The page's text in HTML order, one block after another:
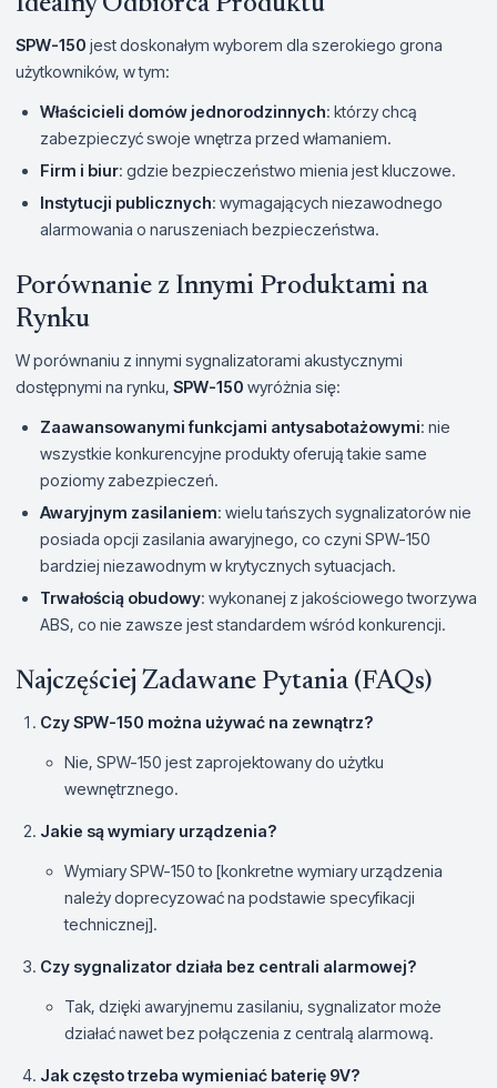
SPW-150 jest doskonałym wyborem dla szerokiego grona
użytkowników, w tym:
Właścicieli domów jednorodzinnych: którzy chcą
zabezpieczyć swoje wnętrza przed włamaniem.
Firm i biur: gdzie bezpieczeństwo mienia jest kluczowe.
Instytucji publicznych: wymagających niezawodnego
alarmowania o naruszeniach bezpieczeństwa.
Porównanie z Innymi Produktami na
Rynku
W porównaniu z innymi sygnalizatorami akustycznymi
dostępnymi na rynku, SPW-150 wyróżnia się:
Zaawansowanymi funkcjami antysabotażowymi: nie
wszystkie konkurencyjne produkty oferują takie same
poziomy zabezpieczeń.
Awaryjnym zasilaniem: wielu tańszych sygnalizatorów nie
posiada opcji zasilania awaryjnego, co czyni SPW-150
bardziej niezawodnym w krytycznych sytuacjach.
Trwałością obudowy: wykonanej z jakościowego tworzywa
ABS, co nie zawsze jest standardem wśród konkurencji.
Najczęściej Zadawane Pytania (FAQs)
Czy SPW-150 można używać na zewnątrz?
Nie, SPW-150 jest zaprojektowany do użytku
wewnętrznego.
Jakie są wymiary urządzenia?
Wymiary SPW-150 to [konkretne wymiary urządzenia
należy doprecyzować na podstawie specyfikacji
technicznej].
Czy sygnalizator działa bez centrali alarmowej?
Tak, dzięki awaryjnemu zasilaniu, sygnalizator może
działać nawet bez połączenia z centralą alarmową.
Jak często trzeba wymieniać baterię 9V?